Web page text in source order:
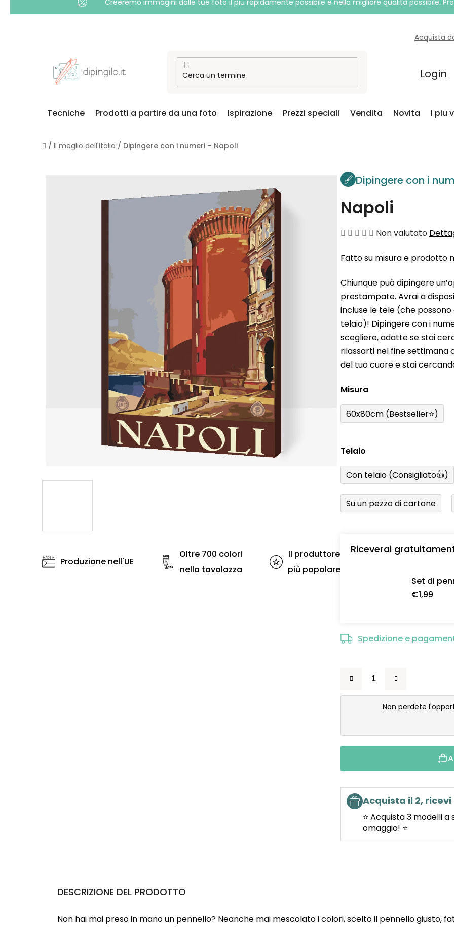
Creeremo immagini dalle tue foto il più rapidamente possibile e nella migliore qualità possibile.
Acquista
Login
Tecniche Prodotti a partire da una foto Ispirazione Prezzi speciali Vendita Novita I piu
Casa
/ Il meglio dell'Italia / Dipingere con i numeri – Napoli
Dipingere con i
Napoli
La
media
prodotto
è
0,0
su
5
stelle.
Non valutato
Fatto su misura e prodotto
Chiunque può dipingere
prestampate. Avrai a
incluse le tele (che
telaio)! Dipingere con i
scegliere, adatte se stai
rilassarti nel fine settimana
del tuo cuore e stai
Misura
60x80cm (Bestseller⭐)
Telaio
Con telaio (Consigliato👍)
Su un pezzo di cartone
Riceverai
Set di
€1,99
Spedizione e
Non perdete
Acquista il 2, ricevi
⭐ Acquista 3 modelli
omaggio! ⭐
Produzione nell'UE
Oltre 700 colori
nella tavolozza
Il produttore
più popolare
DESCRIZIONE DEL PRODOTTO
Non hai mai preso in mano un pennello? Neanche mai mescolato i colori, scelto il pennello giusto,